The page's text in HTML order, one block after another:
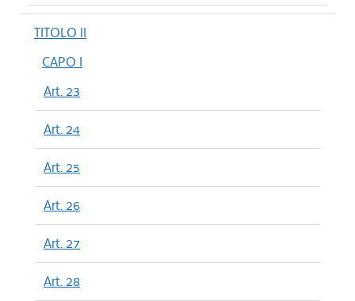
TITOLO II
CAPO I
Art. 23
Art. 24
Art. 25
Art. 26
Art. 27
Art. 28